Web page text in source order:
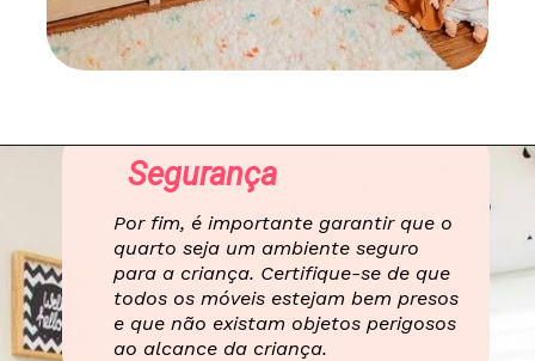
Por fim, é importante garantir que o
quarto seja um ambiente seguro
para a criança. Certifique-se de que
todos os móveis estejam bem presos
e que não existam objetos perigosos
ao alcance da criança.
Segurança